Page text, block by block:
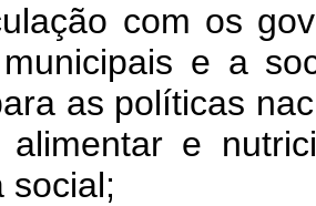
com os
e a
as políticas
alimentar e
social;